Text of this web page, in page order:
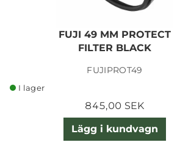
FUJI 49 MM PROTECT
FILTER BLACK
FUJIPROT49
I lager
845,00 SEK
Lägg i kundvagn